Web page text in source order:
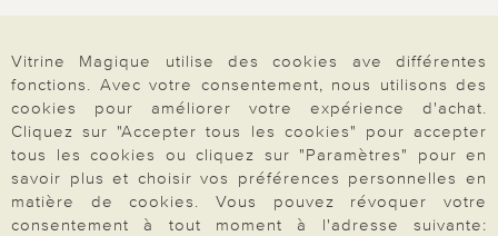
Mon compte
Inscription Newsletter
Demande de catalogue
Données personnelles
Droit de rétractation
Vitrine Magique utilise des cookies ave différentes
fonctions. Avec votre consentement, nous utilisons des
cookies pour améliorer votre expérience d'achat.
Cliquez sur "Accepter tous les cookies" pour accepter
tous les cookies ou cliquez sur "Paramètres" pour en
savoir plus et choisir vos préférences personnelles en
matière de cookies. Vous pouvez révoquer votre
consentement à tout moment à l'adresse suivante: